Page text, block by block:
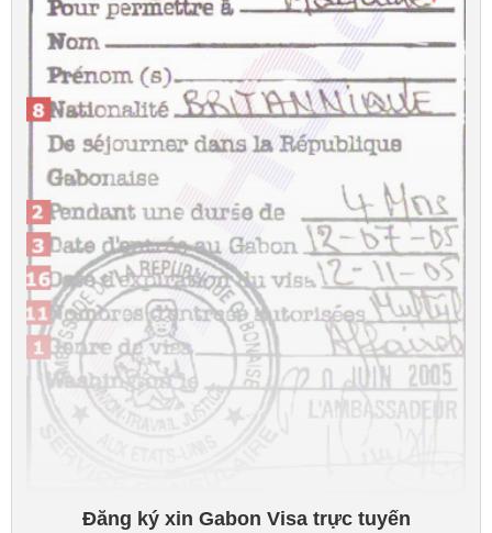
Đăng ký xin Gabon Visa trực tuyến